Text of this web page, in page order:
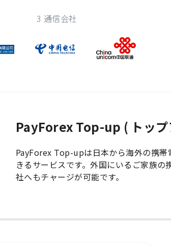
3 通信会社
PayForex Top-up ( トッ
PayForex Top-upは日本から海外の携
きるサービスです。外国にいるご家族
社へもチャージが可能です。